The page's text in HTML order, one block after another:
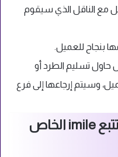
مع الناقل الذي سيقوم
بنجاح للعميل.
حاول تسليم الطرد أو
وسيتم إرجاعها إلى فرع
ما سبب عدم عمل رقم تتبع imile الخاص